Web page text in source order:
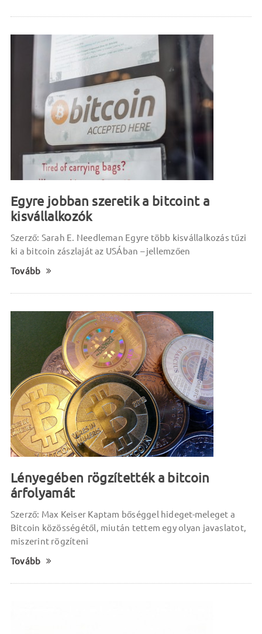
Egyre jobban szeretik a bitcoint a
kisvállalkozók
Szerző: Sarah E. Needleman Egyre több kisvállalkozás tűzi
ki a bitcoin zászlaját az USÁban – jellemzően
Tovább
Lényegében rögzítették a bitcoin
árfolyamát
Szerző: Max Keiser Kaptam bőséggel hideget-meleget a
Bitcoin közösségétől, miután tettem egy olyan javaslatot,
miszerint rögzíteni
Tovább